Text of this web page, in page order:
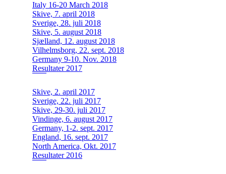
Italy 16-20 March 2018
Skive, 7. april 2018
Sverige, 28. juli 2018
Skive, 5. august 2018
Sjælland, 12. august 2018
Vilhelmsborg, 22. sept. 2018
Germany 9-10. Nov. 2018
Resultater 2017
Skive, 2. april 2017
Sverige, 22. juli 2017
Skive, 29-30. juli 2017
Vindinge, 6. august 2017
Germany, 1-2. sept. 2017
England, 16. sept. 2017
North America, Okt. 2017
Resultater 2016